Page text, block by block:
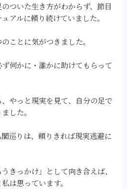
ついた生き方がわからず、節目
アルに頼り続けていました。
ことに気がつきました。
何かに・誰かに助けてもらって
やっと現実を見て、自分の足で
した。
巡りは、頼りきれば現実逃避に
きっかけ」として向き合えば、
は思っています。